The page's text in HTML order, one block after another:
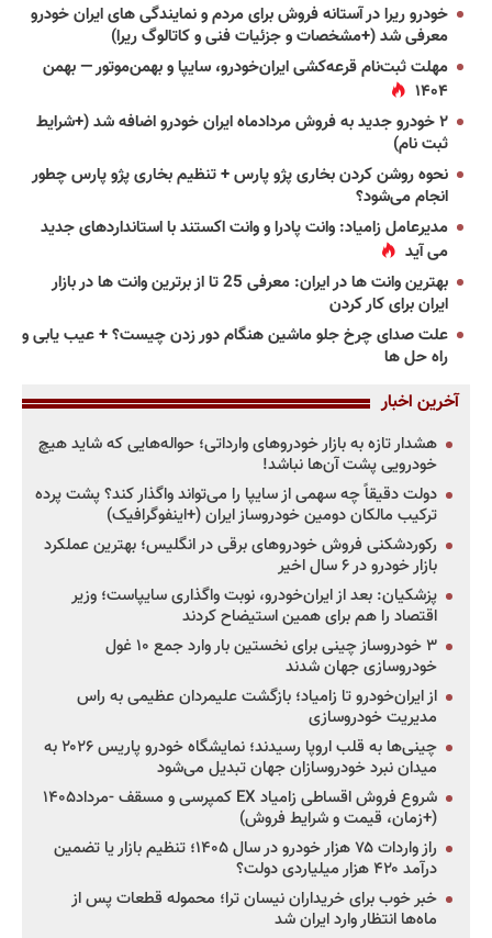
خودرو ریرا در آستانه فروش برای مردم و نمایندگی های ایران خودرو
معرفی شد (+مشخصات و جزئیات فنی و کاتالوگ ریرا)
مهلت ثبت‌نام قرعه‌کشی ایران‌خودرو، سایپا و بهمن‌موتور — بهمن
۱۴۰۴
۲ خودرو جدید به فروش مردادماه ایران خودرو اضافه شد (+شرایط
ثبت نام)
نحوه روشن کردن بخاری پژو پارس + تنظیم بخاری پژو پارس چطور
انجام می‌شود؟
مدیرعامل زامیاد: وانت پادرا و وانت اکستند با استانداردهای جدید
می آید
بهترین وانت ها در ایران: معرفی 25 تا از برترین وانت ها در بازار
ایران برای کار کردن
علت صدای چرخ جلو ماشین هنگام دور زدن چیست؟ + عیب یابی و
راه حل ها
آخرین اخبار
هشدار تازه به بازار خودروهای وارداتی؛ حواله‌هایی که شاید هیچ
خودرویی پشت آن‌ها نباشد!
دولت دقیقاً چه سهمی از سایپا را می‌تواند واگذار کند؟ پشت پرده
ترکیب مالکان دومین خودروساز ایران (+اینفوگرافیک)
رکوردشکنی فروش خودروهای برقی در انگلیس؛ بهترین عملکرد
بازار خودرو در ۶ سال اخیر
پزشکیان: بعد از ایران‌خودرو، نوبت واگذاری سایپاست؛ وزیر
اقتصاد را هم برای همین استیضاح کردند
۳ خودروساز چینی برای نخستین بار وارد جمع ۱۰ غول
خودروسازی جهان شدند
از ایران‌خودرو تا زامیاد؛ بازگشت علیمردان عظیمی به راس
مدیریت خودروسازی
چینی‌ها به قلب اروپا رسیدند؛ نمایشگاه خودرو پاریس ۲۰۲۶ به
میدان نبرد خودروسازان جهان تبدیل می‌شود
شروع فروش اقساطی زامیاد EX کمپرسی و مسقف -مرداد۱۴۰۵
(+زمان، قیمت و شرایط فروش)
راز واردات ۷۵ هزار خودرو در سال ۱۴۰۵؛ تنظیم بازار یا تضمین
درآمد ۴۲۰ هزار میلیاردی دولت؟
خبر خوب برای خریداران نیسان ترا؛ محموله قطعات پس از
ماه‌ها انتظار وارد ایران شد